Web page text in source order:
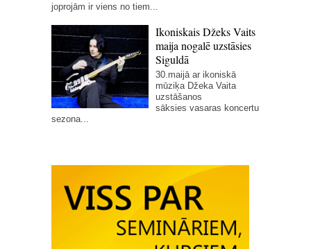
joprojām ir viens no tiem...
Ikoniskais Džeks Vaits
maija nogalē uzstāsies
Siguldā
30.maijā ar ikoniskā
mūziķa Džeka Vaita
uzstāšanos
sāksies vasaras koncertu
sezona...